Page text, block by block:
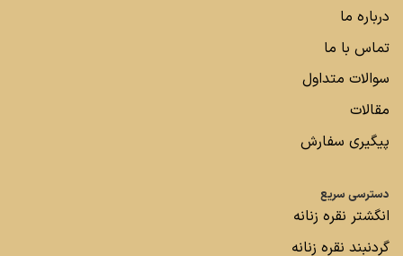
درباره ما
تماس با ما
سوالات متداول
مقالات
پیگیری سفارش
دسترسی سریع
انگشتر نقره زنانه
گردنبند نقره زنانه